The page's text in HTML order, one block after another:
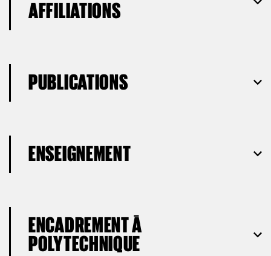
AFFILIATIONS
PUBLICATIONS
ENSEIGNEMENT
ENCADREMENT À
POLYTECHNIQUE